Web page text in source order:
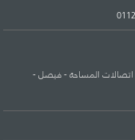
المساحة - فيصل -